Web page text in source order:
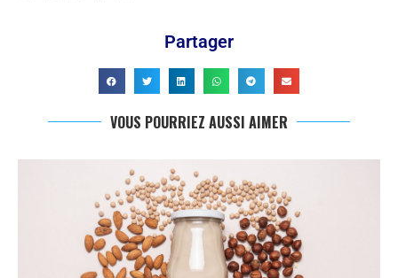
Partager
VOUS POURRIEZ AUSSI AIMER